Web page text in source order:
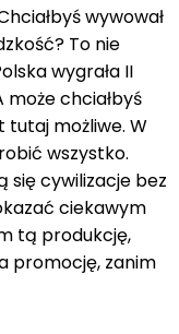
wywował
To nie
wygrała II
może chciałbyś
tutaj możliwe. W
wszystko.
się cywilizacje bez
ciekawym
tą produkcję,
promocję, zanim